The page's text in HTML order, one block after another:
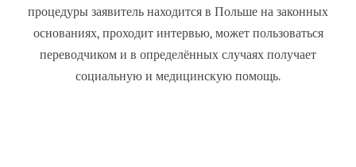
процедуры заявитель находится в Польше на законных
основаниях, проходит интервью, может пользоваться
переводчиком и в определённых случаях получает
социальную и медицинскую помощь.